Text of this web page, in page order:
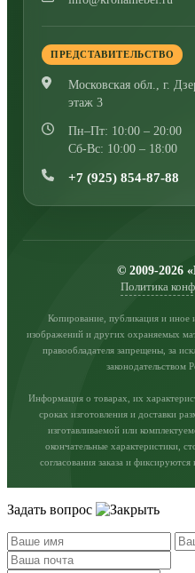
ПРЕДСТАВИТЕЛЬСТВО
Московская обл., г.
этаж 3
Пн–Пт: 10:00 – 20:00
Сб-Вс: 10:00 – 18:00
+7 (925) 854-87-88
© 2009-2026
Политика
Копирование, публикация и иное
изображений и других охраняемых
правообладателя запрещены, за
законодательством
Информация о товарах, их
сроках изготовления и доставки
изготавливаемой или
окончательные характеристики,
согласования заказа и
Задать вопрос